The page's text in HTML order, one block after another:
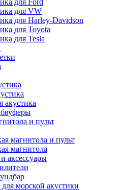
для Ford
для VW
для Harley-Davidson
для Toyota
для Tesla
акустика
и пульт
магнитола и пульт
магнитола
аксессуары
морской акустики